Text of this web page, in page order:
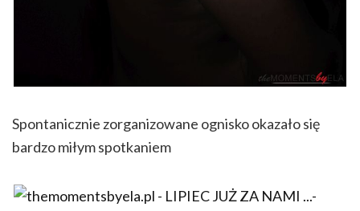
Spontanicznie zorganizowane ognisko okazało się
bardzo miłym spotkaniem